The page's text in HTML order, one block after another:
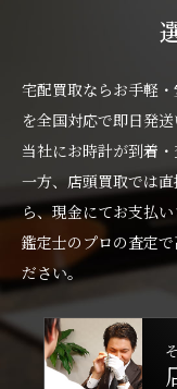
宅配買取ならお手軽
を全国対応で即日発送
当社にお時計が到着
一方、店頭買取では
ら、現金にてお支払
鑑定士のプロの査定
ださい。